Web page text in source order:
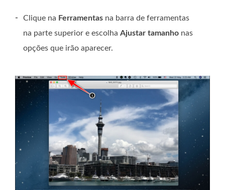
- Clique na Ferramentas na barra de ferramentas
na parte superior e escolha Ajustar tamanho nas
opções que irão aparecer.